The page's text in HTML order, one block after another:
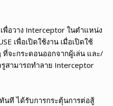
พื่อวาง Interceptor ในตำแหน่ง
เพื่อเปิดใช้งาน เมื่อเปิดใช้
จะกระดอนออกจากผู้เล่น และ/
สามารถทำลาย Interceptor
นที ได้รับการกระตุ้นการต่อสู้